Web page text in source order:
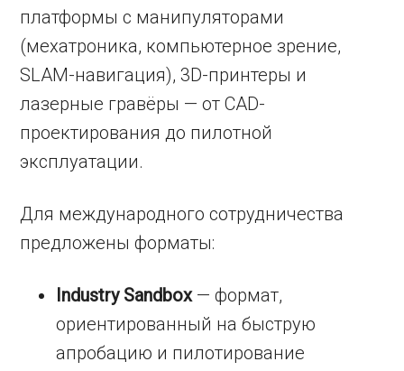
платформы с манипуляторами
(мехатроника, компьютерное зрение,
SLAM-навигация), 3D-принтеры и
лазерные гравёры — от CAD-
проектирования до пилотной
эксплуатации.
Для международного сотрудничества
предложены форматы:
Industry Sandbox— формат,
ориентированный на быструю
апробацию и пилотирование